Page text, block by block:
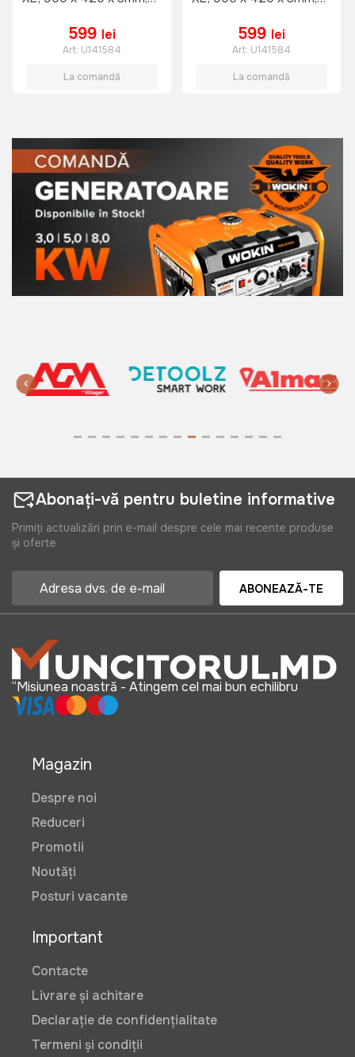
precision599 lei
Art: U141584
La comandă
precision599 lei
Art: U141584
La comandă
Abonați-vă pentru buletine informative
Primiți actualizări prin e-mail despre cele mai recente produse
și oferte
ABONEAZĂ-TE
“Misiunea noastră - Atingem cel mai bun echilibru
Magazin
Despre noi
Reduceri
Promotii
Noutăți
Posturi vacante
Important
Contacte
Livrare și achitare
Declarație de confidențialitate
Termeni și condiții